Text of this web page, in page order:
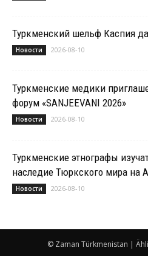
Туркменский шельф Каспия
Новости 2026-08-10
Туркменские медики
форум «SANJEEVANI 2026»
Новости 2026-08-10
Туркменские этнографы
наследие Тюркского мира на
Новости 2026-08-10
© Zaman Türkmenistan |